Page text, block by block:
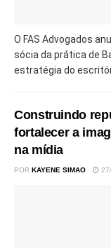
O FAS Advogados
sócia da prática de
estratégia do
Construindo
fortalecer a
na mídia
POR KAYENE SIMAO